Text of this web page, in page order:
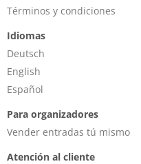
Términos y condiciones
Idiomas
Deutsch
English
Español
Para organizadores
Vender entradas tú mismo
Atención al cliente